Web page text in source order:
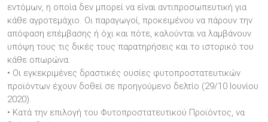
εντόμων, η οποία δεν μπορεί να είναι αντιπροσωπευτική για
κάθε αγροτεμάχιο. Οι παραγωγοί, προκειμένου να πάρουν την
απόφαση επέμβασης ή όχι και πότε, καλούνται να λαμβάνουν
υπόψη τους τις δικές τους παρατηρήσεις και το ιστορικό του
κάθε οπωρώνα.
• Οι εγκεκριμένες δραστικές ουσίες φυτοπροστατευτικών
προϊόντων έχουν δοθεί σε προηγούμενο δελτίο (29/10 Ιουνίου
2020).
• Κατά την επιλογή του Φυτοπροστατευτικού Προϊόντος, να